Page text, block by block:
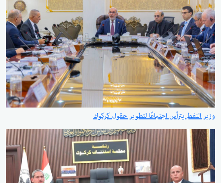
وزير النفط يترأس اجتماعًا لتطوير حقول كركوك